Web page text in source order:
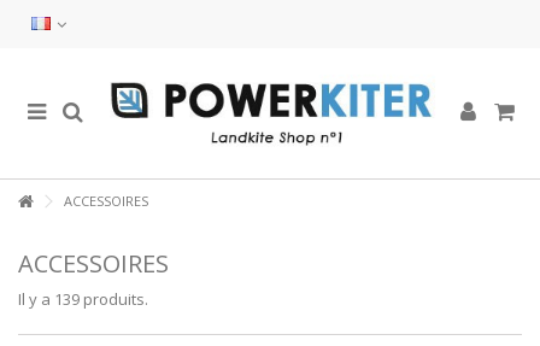
ACCESSOIRES
ACCESSOIRES
Il y a 139 produits.